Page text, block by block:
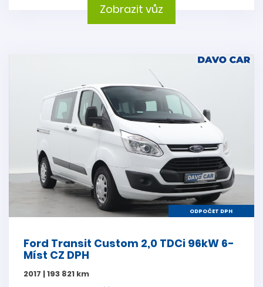
Zobrazit vůz
ODPOČET DPH
Ford Transit Custom 2,0 TDCi 96kW 6-
Míst CZ DPH
2017 | 193 821 km